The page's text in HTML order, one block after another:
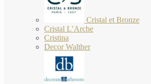
Cristal et Bronze
Cristal L’Arche
Cristina
Decor Walther